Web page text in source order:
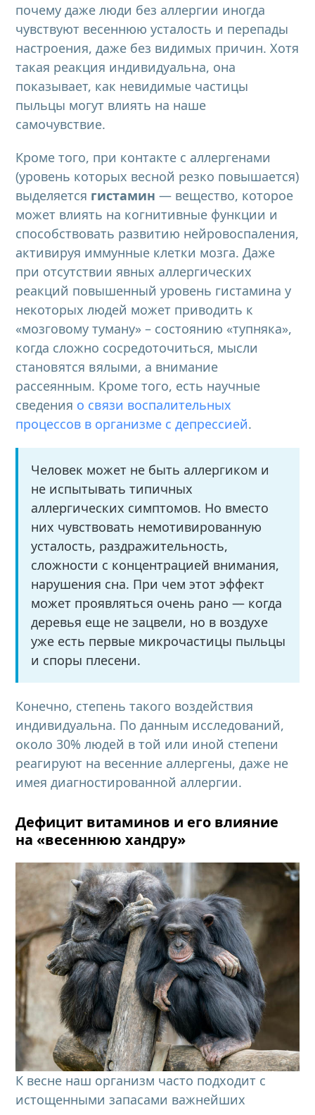
почему даже люди без аллергии иногда
чувствуют весеннюю усталость и перепады
настроения, даже без видимых причин. Хотя
такая реакция индивидуальна, она
показывает, как невидимые частицы
пыльцы могут влиять на наше
самочувствие.
Кроме того, при контакте с аллергенами
(уровень которых весной резко повышается)
выделяется гистамин — вещество, которое
может влиять на когнитивные функции и
способствовать развитию нейровоспаления,
активируя иммунные клетки мозга. Даже
при отсутствии явных аллергических
реакций повышенный уровень гистамина у
некоторых людей может приводить к
«мозговому туману» – состоянию «тупняка»,
когда сложно сосредоточиться, мысли
становятся вялыми, а внимание
рассеянным. Кроме того, есть научные
сведения о связи воспалительных
процессов в организме с депрессией.
Человек может не быть аллергиком и
не испытывать типичных
аллергических симптомов. Но вместо
них чувствовать немотивированную
усталость, раздражительность,
сложности с концентрацией внимания,
нарушения сна. При чем этот эффект
может проявляться очень рано — когда
деревья еще не зацвели, но в воздухе
уже есть первые микрочастицы пыльцы
и споры плесени.
Конечно, степень такого воздействия
индивидуальна. По данным исследований,
около 30% людей в той или иной степени
реагируют на весенние аллергены, даже не
имея диагностированной аллергии.
Дефицит витаминов и его влияние
на «весеннюю хандру»
К весне наш организм часто подходит с
истощенными запасами важнейших